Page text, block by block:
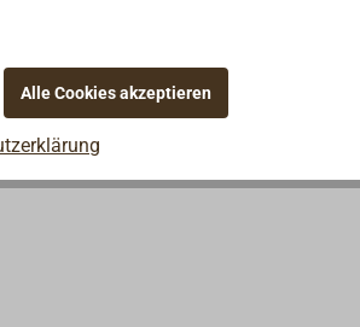
Alle Cookies akzeptieren